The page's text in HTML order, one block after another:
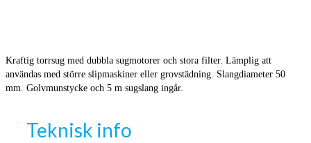
Kraftig torrsug med dubbla sugmotorer och stora filter. Lämplig att
användas med större slipmaskiner eller grovstädning. Slangdiameter 50
mm. Golvmunstycke och 5 m sugslang ingår.
Teknisk info